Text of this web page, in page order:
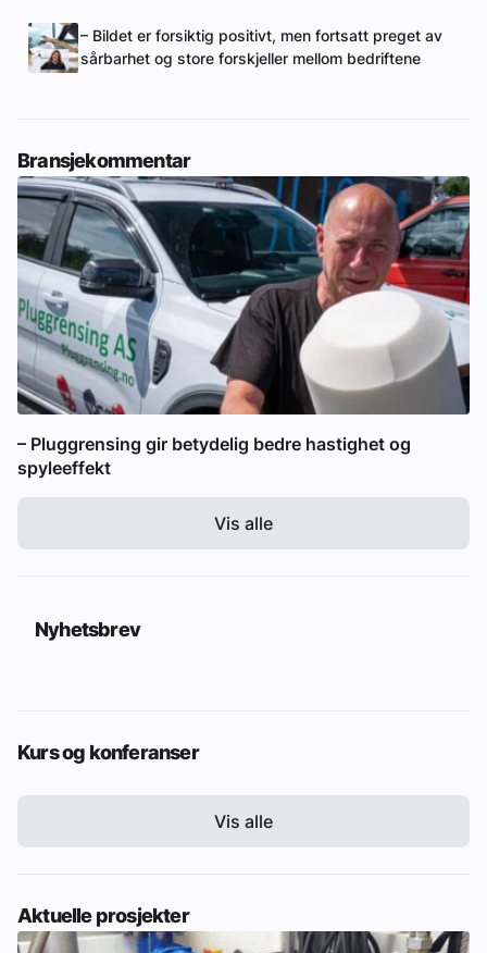
– Bildet er forsiktig positivt, men fortsatt preget av
sårbarhet og store forskjeller mellom bedriftene
Bransjekommentar
– Pluggrensing gir betydelig bedre hastighet og
spyleeffekt
Vis alle
Nyhetsbrev
Kurs og konferanser
Vis alle
Aktuelle prosjekter